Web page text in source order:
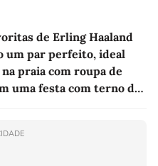
de Erling Haaland
um par perfeito, ideal
praia com roupa de
uma festa com terno de